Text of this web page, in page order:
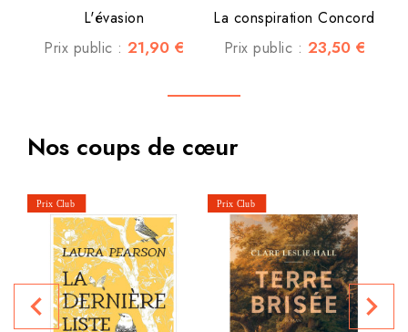
L'évasion
Prix public : 21,90 €
La conspiration Concord
Prix public : 23,50 €
Nos coups de cœur
navigate_before navigate_next